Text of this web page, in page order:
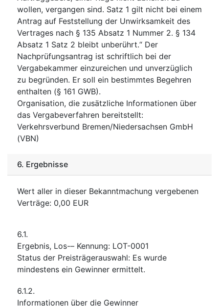
wollen, vergangen sind. Satz 1 gilt nicht bei einem
Antrag auf Feststellung der Unwirksamkeit des
Vertrages nach § 135 Absatz 1 Nummer 2. § 134
Absatz 1 Satz 2 bleibt unberührt.“ Der
Nachprüfungsantrag ist schriftlich bei der
Vergabekammer einzureichen und unverzüglich
zu begründen. Er soll ein bestimmtes Begehren
enthalten (§ 161 GWB).
Organisation, die zusätzliche Informationen über
das Vergabeverfahren bereitstellt:
Verkehrsverbund Bremen/Niedersachsen GmbH
(VBN)
6. Ergebnisse
Wert aller in dieser Bekanntmachung vergebenen
Verträge: 0,00 EUR
6.1.
Ergebnis, Los-– Kennung: LOT-0001
Status der Preisträgerauswahl: Es wurde
mindestens ein Gewinner ermittelt.
6.1.2.
Informationen über die Gewinner